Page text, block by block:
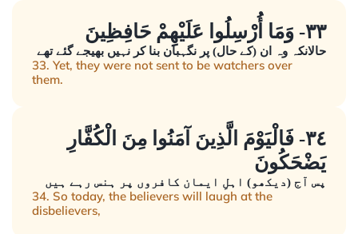
٣٣- وَمَا أُرْسِلُوا عَلَيْهِمْ حَافِظِينَ
حالانکہ وہ ان (کے حال) پر نگہبان بنا کر نہیں بھیجے گئے تھے
33. Yet, they were not sent to be watchers over
them.
٣٤- فَالْيَوْمَ الَّذِينَ آمَنُوا مِنَ الْكُفَّارِ
يَضْحَكُونَ
پس آج (دیکھو) اہلِ ایمان کافروں پر ہنس رہے ہیں
34. So today, the believers will laugh at the
disbelievers,